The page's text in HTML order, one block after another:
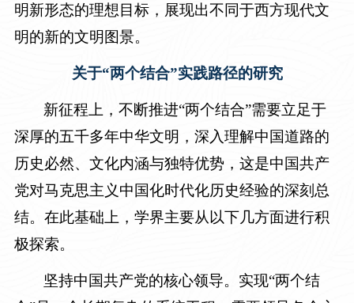
明新形态的理想目标，展现出不同于西方现代文
明的新的文明图景。
关于“两个结合”实践路径的研究
新征程上，不断推进“两个结合”需要立足于
深厚的五千多年中华文明，深入理解中国道路的
历史必然、文化内涵与独特优势，这是中国共产
党对马克思主义中国化时代化历史经验的深刻总
结。在此基础上，学界主要从以下几方面进行积
极探索。
坚持中国共产党的核心领导。实现“两个结